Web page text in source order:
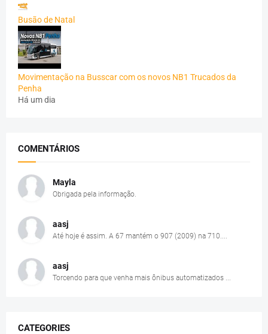
Busão de Natal
Movimentação na Busscar com os novos NB1 Trucados da
Penha
Há um dia
COMENTÁRIOS
Mayla
Obrigada pela informação.
aasj
Até hoje é assim. A 67 mantém o 907 (2009) na 710....
aasj
Torcendo para que venha mais ônibus automatizados ...
CATEGORIES